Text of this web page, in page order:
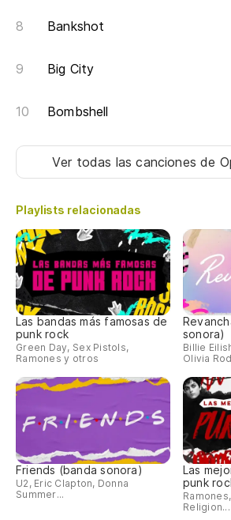
Bankshot
Big City
Bombshell
Ver todas las cancionesde
Playlists relacionadas
Las bandas más famosas de
punk rock
Green Day, Sex Pistols,
Ramones y otros
sonora)
Billie
Olivia
Friends (banda sonora)
U2, Eric Clapton, Donna
Summer...
Las
punk
Religion...